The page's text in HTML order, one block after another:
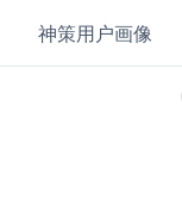
神策用户画像